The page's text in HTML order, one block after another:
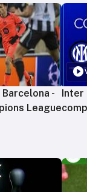
-
League
Inter